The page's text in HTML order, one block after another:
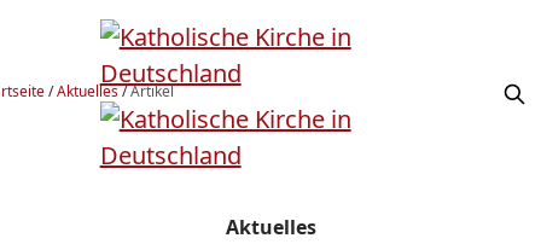
/Aktuelles/Artikel
Aktuelles